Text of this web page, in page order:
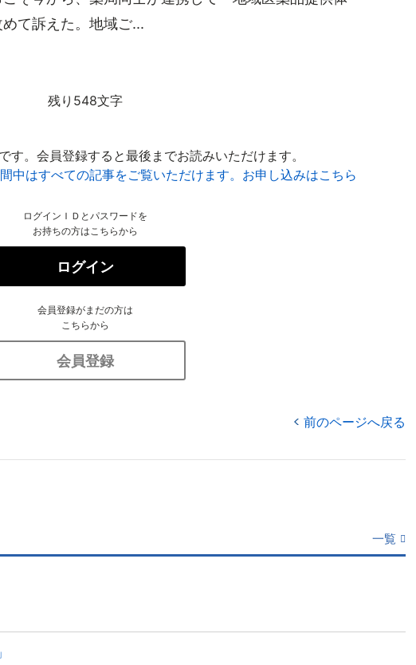
て訴えた。地域ご...
残り548文字
す。会員登録すると最後までお読みいただけます。
中はすべての記事をご覧いただけます。お申し込みはこちら
ログインＩＤとパスワードを
お持ちの方はこちらから
ログイン
会員登録がまだの方は
こちらから
会員登録
前のページへ戻る
一覧